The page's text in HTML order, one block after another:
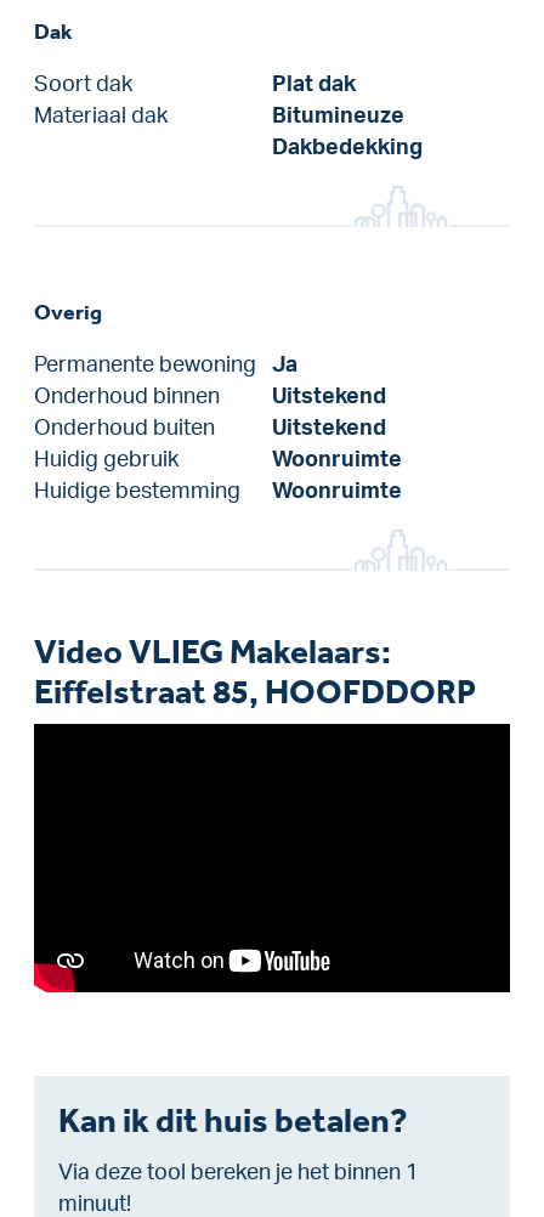
Dak
Soort dak
Plat dak
Materiaal dak
Bitumineuze
Dakbedekking
Overig
Permanente bewoning
Ja
Onderhoud binnen
Uitstekend
Onderhoud buiten
Uitstekend
Huidig gebruik
Woonruimte
Huidige bestemming
Woonruimte
Video VLIEG Makelaars:
Eiffelstraat 85, HOOFDDORP
Kan ik dit huis betalen?
Via deze tool bereken je het binnen 1
minuut!